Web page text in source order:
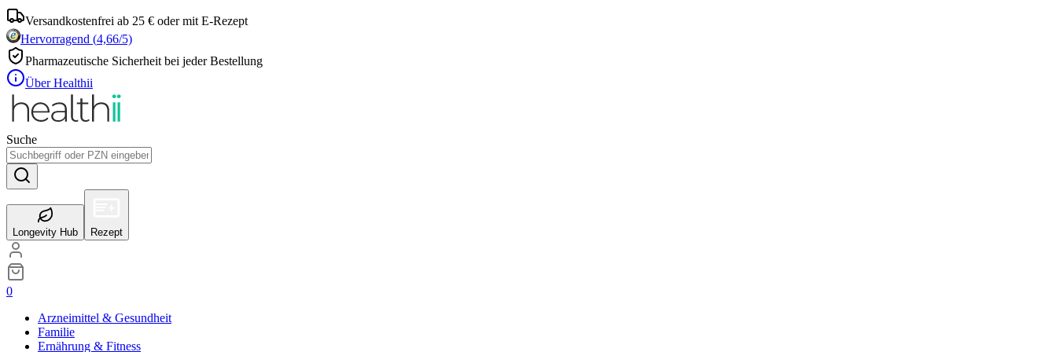
Versandkostenfrei ab 25 € oder mit E-Rezept
Hervorragend (4,66/5)
Pharmazeutische Sicherheit bei jeder Bestellung
Über Healthii
Suche
Longevity Hub Rezept
0
Arzneimittel & Gesundheit
Familie
Ernährung & Fitness